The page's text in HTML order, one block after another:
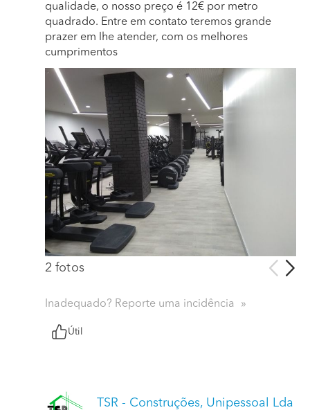
qualidade, o nosso preço é 12€ por metro
quadrado. Entre em contato teremos grande
prazer em lhe atender, com os melhores
cumprimentos
2 fotos
Inadequado? Reporte uma incidência
Útil
TSR - Construções, Unipessoal Lda